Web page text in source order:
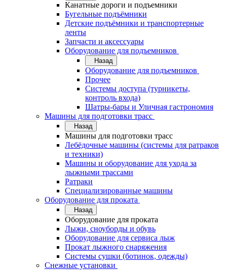
Канатные дороги и подъемники
Бугельные подъёмники
Детские подъёмники и транспортерные
ленты
Запчасти и аксессуары
Оборудование для подъемников
Назад
Оборудование для подъемников
Прочее
Системы доступа (турникеты,
контроль входа)
Шатры-бары и Уличная гастрономия
Машины для подготовки трасс
Назад
Машины для подготовки трасс
Лебёдочные машины (системы для ратраков
и техники)
Машины и оборудование для ухода за
лыжными трассами
Ратраки
Специализированные машины
Оборудование для проката
Назад
Оборудование для проката
Лыжи, сноуборды и обувь
Оборудование для сервисa лыж
Прокат лыжного снаряжения
Системы сушки (ботинок, одежды)
Снежные установки